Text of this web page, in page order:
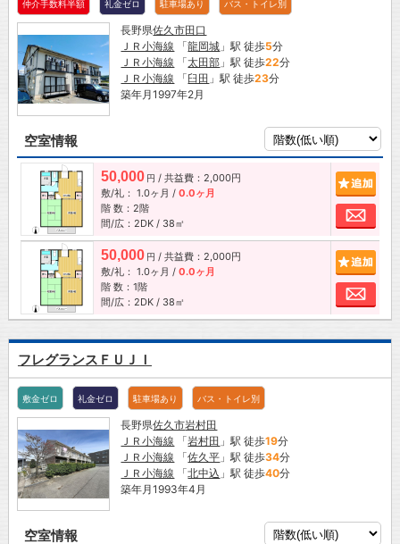
仲介手数料半額 礼金ゼロ 駐車場あり バス・トイレ別
長野県佐久市田口
ＪＲ小海線 「龍岡城 」駅 徒歩5分
ＪＲ小海線 「太田部 」駅 徒歩22分
ＪＲ小海線 「臼田 」駅 徒歩23分
築年月1997年2月
空室情報
50,000 円 / 共益費：2,000円
敷/礼： 1.0ヶ月 / 0.0ヶ月
階 数：2階
間/広：2DK / 38㎡
お
50,000 円 / 共益費：2,000円
敷/礼： 1.0ヶ月 / 0.0ヶ月
階 数：1階
間/広：2DK / 38㎡
お
フレグランスＦＵＪＩ
敷金ゼロ 礼金ゼロ 駐車場あり バス・トイレ別
長野県佐久市岩村田
ＪＲ小海線 「岩村田 」駅 徒歩19分
ＪＲ小海線 「佐久平 」駅 徒歩34分
ＪＲ小海線 「北中込 」駅 徒歩40分
築年月1993年4月
空室情報